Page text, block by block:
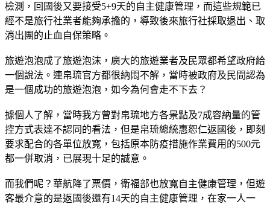
檢測，回國後又要接受5+9天的自主健康管理，而這些規範已
經不是旅行社業者能夠承擔的，導致後來旅行社採取退出、取
消出團的止血自保策略。
旅遊泡泡成了旅遊泡沫，廣大的旅遊業者及民眾都希望政府給
一個說法。連帛琉官方都很納悶不解，當時被政府及民間認為
是一個成功的旅遊泡泡，如今為何會走不下去？
據個人了解，當時我方曾對帛琉地方各景點及7成容納量的管
控方式表達不認同的看法，但是帛琉總統惠恕仁返國後，即刻
要求配合的各單位放寬，包括原本防疫措施作業費用的500元
都一併取消，已展現十足的誠意。
而我們呢？華航降了票價，衛福部也放寬自主健康管理，但遊
客最介意的是返國後還有14天的自主健康管理，在家一人一